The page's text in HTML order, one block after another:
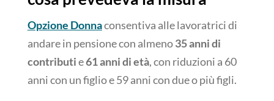
Opzione Donnaconsentiva alle lavoratrici di
andare in pensione con almeno35 anni di
contributie61 anni di età, con riduzioni a 60
anni con un figlio e 59 anni con due o più figli.